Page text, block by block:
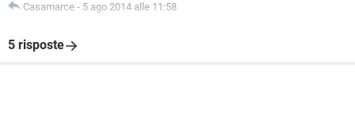
Casamarce - 5 ago 2014 alle 11:58
5 risposte